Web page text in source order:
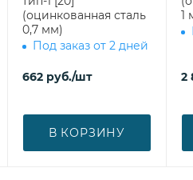
(оцинкованная сталь
0,7 мм)
Под заказ от 2 дней
662 руб./шт
В КОРЗИНУ
1
2